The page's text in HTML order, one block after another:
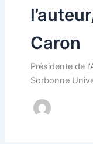
Caron
Présidente de
Sorbonne